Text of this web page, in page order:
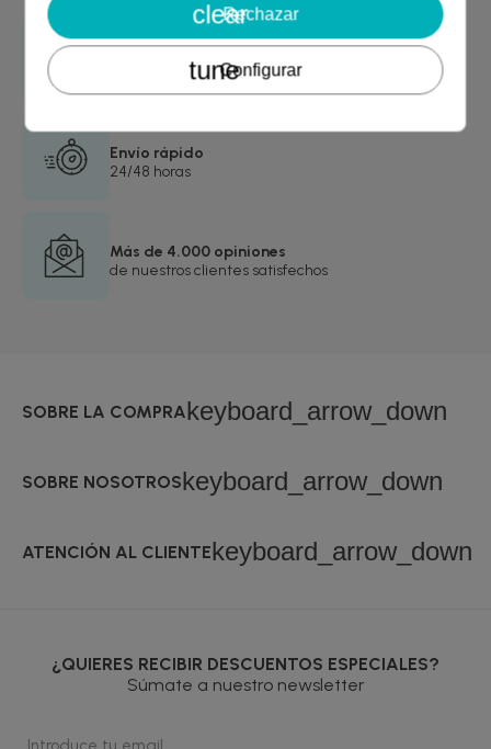
Envío rápido
24/48 horas
Más de 4.000 opiniones
de nuestros clientes satisfechos
SOBRE LA COMPRAkeyboard_arrow_down
SOBRE NOSOTROSkeyboard_arrow_down
ATENCIÓN AL CLIENTEkeyboard_arrow_down
¿QUIERES RECIBIR DESCUENTOS ESPECIALES?
Súmate a nuestro newsletter
clearRechazar
tuneConfigurar